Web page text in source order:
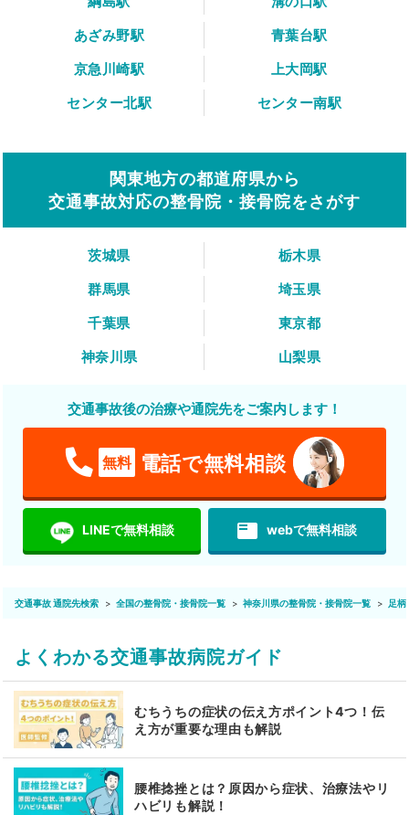
あざみ野駅
青葉台駅
京急川崎駅
上大岡駅
センター北駅
センター南駅
関東地方の都道府県から
交通事故対応の整骨院・接骨院をさがす
茨城県
栃木県
群馬県
埼玉県
千葉県
東京都
神奈川県
山梨県
交通事故後の治療や通院先をご案内します！
無料 電話で無料相談
LINEで無料相談 featured_play_list webで無料相談
交通事故 通院先検索 全国の整骨院・接骨院一覧 神奈川県の整骨院・接骨院一覧 足柄
よくわかる交通事故病院ガイド
むちうちの症状の伝え方ポイント4つ！伝
え方が重要な理由も解説
腰椎捻挫とは？原因から症状、治療法やリ
ハビリも解説！